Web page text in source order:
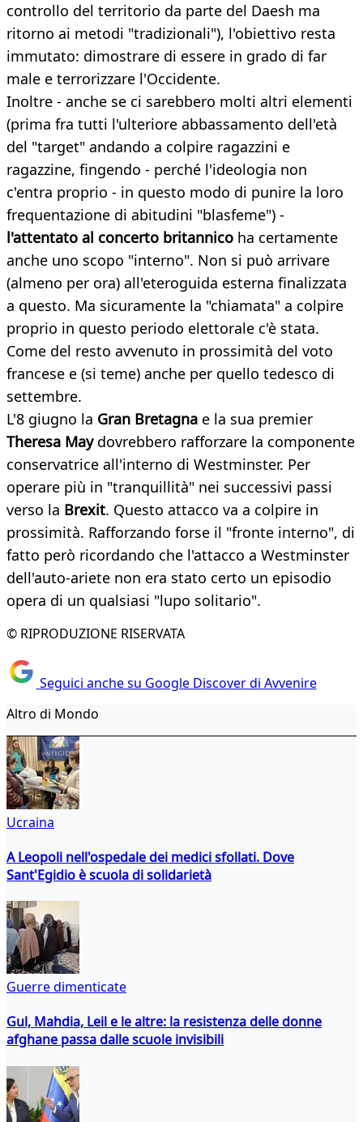
controllo del territorio da parte del Daesh ma
ritorno ai metodi "tradizionali"), l'obiettivo resta
immutato: dimostrare di essere in grado di far
male e terrorizzare l'Occidente.
Inoltre - anche se ci sarebbero molti altri elementi
(prima fra tutti l'ulteriore abbassamento dell'età
del "target" andando a colpire ragazzini e
ragazzine, fingendo - perché l'ideologia non
c'entra proprio - in questo modo di punire la loro
frequentazione di abitudini "blasfeme") -
l'attentato al concerto britannico ha certamente
anche uno scopo "interno". Non si può arrivare
(almeno per ora) all'eteroguida esterna finalizzata
a questo. Ma sicuramente la "chiamata" a colpire
proprio in questo periodo elettorale c'è stata.
Come del resto avvenuto in prossimità del voto
francese e (si teme) anche per quello tedesco di
settembre.
L'8 giugno la Gran Bretagna e la sua premier
Theresa May dovrebbero rafforzare la componente
conservatrice all'interno di Westminster. Per
operare più in "tranquillità" nei successivi passi
verso la Brexit. Questo attacco va a colpire in
prossimità. Rafforzando forse il "fronte interno", di
fatto però ricordando che l'attacco a Westminster
dell'auto-ariete non era stato certo un episodio
opera di un qualsiasi "lupo solitario".
© RIPRODUZIONE RISERVATA
Seguici anche su Google Discover di Avvenire
Altro di Mondo
Ucraina
A Leopoli nell'ospedale dei medici sfollati. Dove
Sant'Egidio è scuola di solidarietà
Guerre dimenticate
Gul, Mahdia, Leil e le altre: la resistenza delle donne
afghane passa dalle scuole invisibili